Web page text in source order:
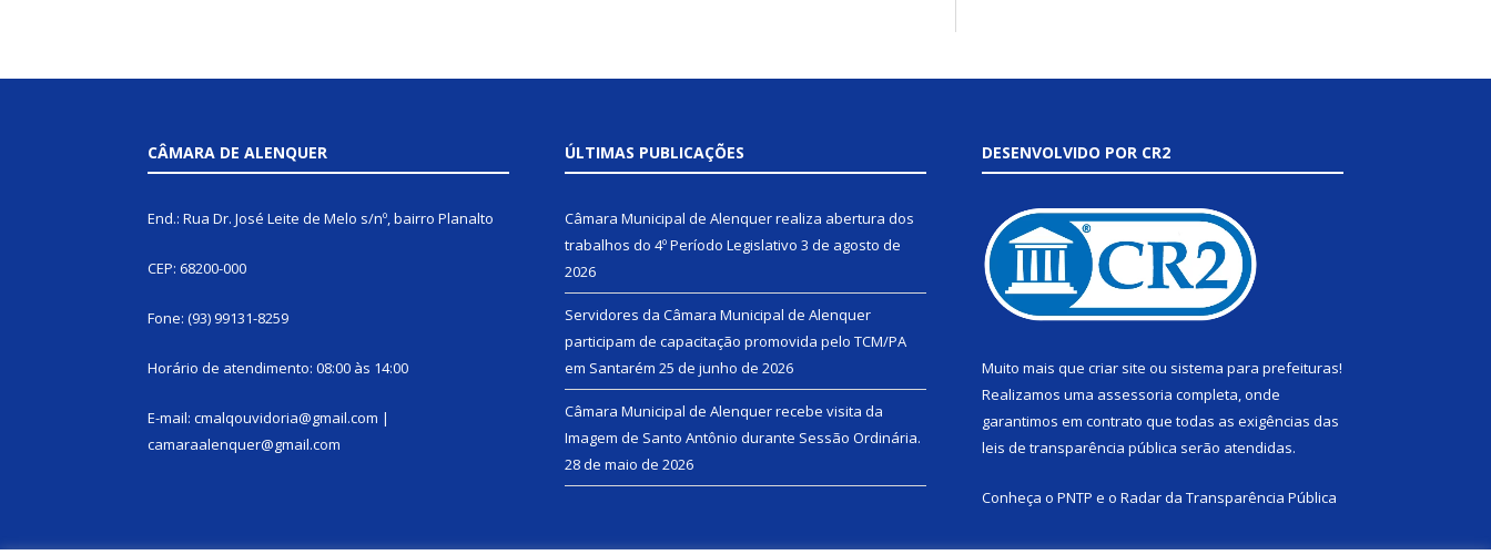
CÂMARA DE ALENQUER
End.: Rua Dr. José Leite de Melo s/nº, bairro Planalto
CEP: 68200-000
Fone: (93) 99131-8259
Horário de atendimento: 08:00 às 14:00
E-mail: cmalqouvidoria@gmail.com |
camaraalenquer@gmail.com
ÚLTIMAS PUBLICAÇÕES
Câmara Municipal de Alenquer realiza abertura dos
trabalhos do 4º Período Legislativo 3 de agosto de
2026
Servidores da Câmara Municipal de Alenquer
participam de capacitação promovida pelo TCM/PA
em Santarém 25 de junho de 2026
Câmara Municipal de Alenquer recebe visita da
Imagem de Santo Antônio durante Sessão Ordinária.
28 de maio de 2026
DESENVOLVIDO POR CR2
Muito mais que criar site ou sistema para prefeituras!
Realizamos uma assessoria completa, onde
garantimos em contrato que todas as exigências das
leis de transparência pública serão atendidas.
Conheça o PNTP e o Radar da Transparência Pública